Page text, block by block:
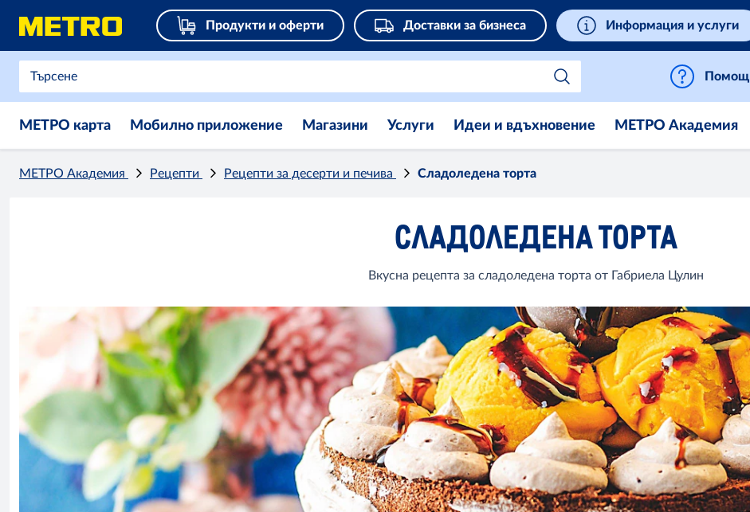
Продукти и оферти Доставки за бизнеса Информация и услуги
Помощ
МЕТРО карта Мобилно приложение Магазини Услуги Идеи и вдъхновение МЕТРО Академия
МЕТРО Академия Рецепти Рецепти за десерти и печива Сладоледена торта
СЛАДОЛЕДЕНА ТОРТА
Вкусна рецепта за сладоледена торта от Габриела Цулин